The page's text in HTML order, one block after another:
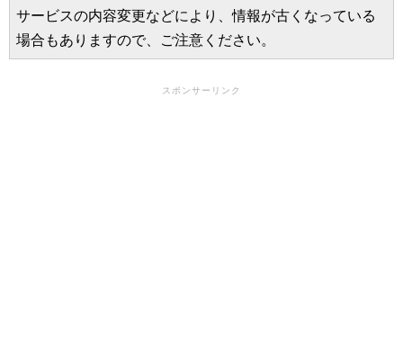
サービスの内容変更などにより、情報が古くなっている
場合もありますので、ご注意ください。
スポンサーリンク